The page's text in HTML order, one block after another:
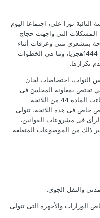
نورا علي، اجتماعا اليوم
المشكلات التي واجهت حجاج
بمشعري منى وعرفات أثناء
أدائهم فريضة الحج في العام الهجري الحالي 1444هجريا، وما هي الخطوات
تكرارها.
لمجلس النواب، اختصاصات لجان
عددها 25 لجنة، والتي تختص بمعاونة المجلسَ فى
ممارسة اختصاصاته التشريعية والرقابية، وجاءت المادة 44 من اللائحة
خاص فى هذه اللائحة، تتولى
فى مشروعات القوانين،
ذلك من الموضوعات المتعلقة
والأجهزة التى تتولى